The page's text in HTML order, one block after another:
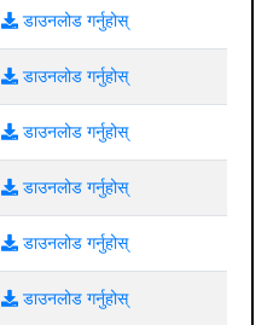
डाउनलोड गर्नुहोस्
डाउनलोड गर्नुहोस्
डाउनलोड गर्नुहोस्
डाउनलोड गर्नुहोस्
डाउनलोड गर्नुहोस्
डाउनलोड गर्नुहोस्